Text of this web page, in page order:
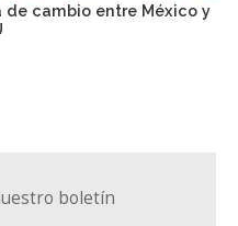
de cambio entre México y
boletín